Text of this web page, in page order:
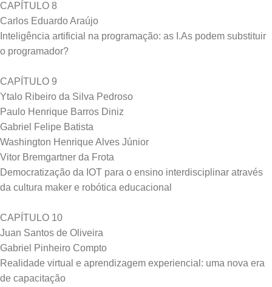
CAPÍTULO 8
Carlos Eduardo Araújo
Inteligência artificial na programação: as I.As podem substituir
o programador?
CAPÍTULO 9
Ytalo Ribeiro da Silva Pedroso
Paulo Henrique Barros Diniz
Gabriel Felipe Batista
Washington Henrique Alves Júnior
Vitor Bremgartner da Frota
Democratização da IOT para o ensino interdisciplinar através
da cultura maker e robótica educacional
CAPÍTULO 10
Juan Santos de Oliveira
Gabriel Pinheiro Compto
Realidade virtual e aprendizagem experiencial: uma nova era
de capacitação